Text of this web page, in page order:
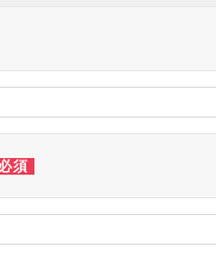
必須